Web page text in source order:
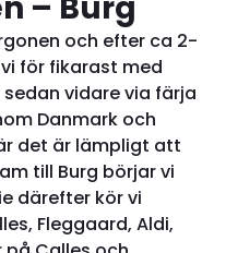
– Burg
och efter ca 2-
för fikarast med
vidare via färja
Danmark och
det är lämpligt att
till Burg börjar vi
därefter kör vi
Fleggaard, Aldi,